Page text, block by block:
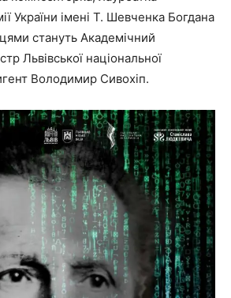
України імені Т. Шевченка Богдана
стануть Академічний
Львівської національної
Володимир Сивохіп.